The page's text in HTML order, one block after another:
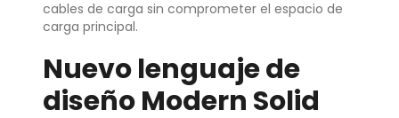
cables de carga sin comprometer el espacio de
carga principal.
Nuevo lenguaje de
diseño Modern Solid